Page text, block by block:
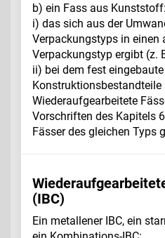
b) ein Fass aus Kunststoff:
i) das sich aus der
Verpackungstyps in einen
Verpackungstyp ergibt (z.
ii) bei dem fest eingebaute
Wiederaufgearbeitete
Vorschriften des Kapitels
Fässer des gleichen Typs
(IBC)
Ein metallener IBC, ein